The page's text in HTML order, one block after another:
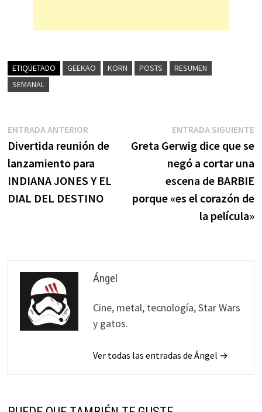
ETIQUETADO GEEKAO KORN POSTS
RESUMEN
SEMANAL
Navegación
de
entradas
ENTRADA ANTERIOREntrada
anterior:
Divertida reunión de
lanzamiento para
INDIANA JONES Y EL
DIAL DEL DESTINO
ENTRADA SIGUIENTE
Greta Gerwig dice que se
negó a cortar una
escena de BARBIE
porque «es el corazón de
la película»
Ángel
Cine, metal, tecnología, Star Wars
y gatos.
Ver todas las entradas de Ángel →